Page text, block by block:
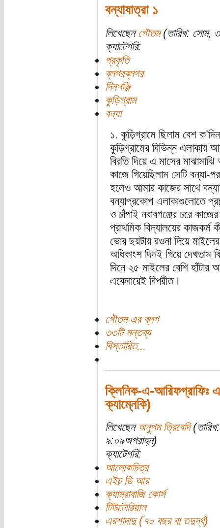
বন্যাযাত্রা ১
লিখেছেন গৌতম(তারিখ: সোম,
ক্যাটেগরি:
প্রকৃতি
ব্লগরব্লগর
দিনপঞ্জি
কুড়িগ্রাম
বন্যা
১. কুড়িগ্রামে ছিলাম বেশ
কুড়িগ্রামের বিভিন্ন এলাকায়
বিরতি দিয়ে এ মাসের
কাজে গিয়েছিলাম সেটি বন্যা-
হলেও আমার কাজের সাথে
বন্যাপ্রকোপ এলাকাগুলোতে
ও চাঁপাই নবাবগঞ্জের চরে
প্রাথমিক বিদ্যালয়ের কাজকর্ম
ভোর ছয়টায় রওনা দিয়ে
অধিকাংশ দিনই গিয়ে দেখতাম
দিনে ২৫ মাইলের বেশি
একেবারেই বিপরীত।
গৌতম এর ব্লগ
৩৩টি মন্তব্য
বিস্তারিত...
ক্লিনিক-এ-আরিফগ্রাফিঃ
ক্যাম্নেকি)
লিখেছেন অনুপম ত্রিবেদি
৯:০৯অপরাহ্ন)
ক্যাটেগরি:
আলোকচিত্র
এইচ ডি আর
ক্যাম্রাবাজি কোর্স
টিউটোরিয়াল
এরশাদাদু (৭০ বছর বা তদুর্দ্ধ)